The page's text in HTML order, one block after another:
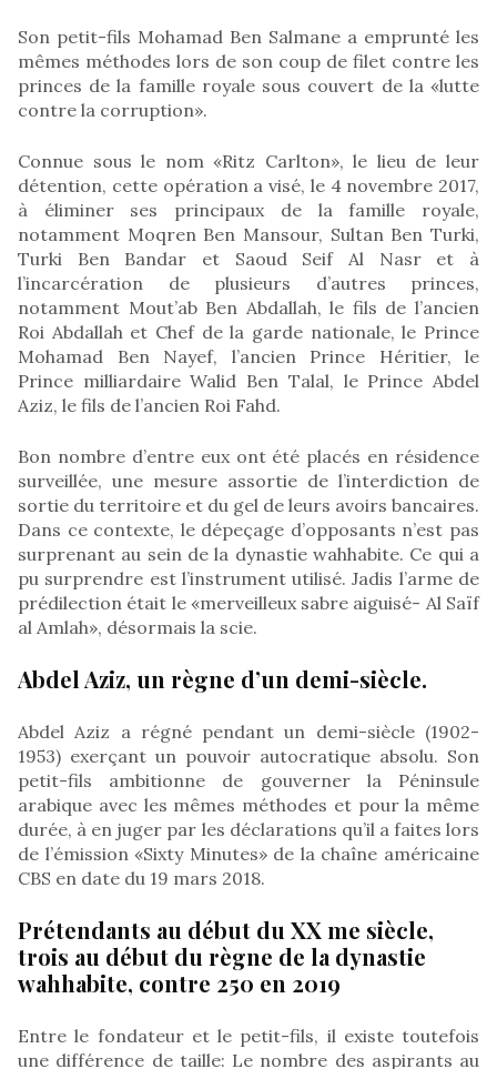
Son petit-fils Mohamad Ben Salmane a emprunté les
mêmes méthodes lors de son coup de filet contre les
princes de la famille royale sous couvert de la «lutte
contre la corruption».
Connue sous le nom «Ritz Carlton», le lieu de leur
détention, cette opération a visé, le 4 novembre 2017,
à éliminer ses principaux de la famille royale,
notamment Moqren Ben Mansour, Sultan Ben Turki,
Turki Ben Bandar et Saoud Seif Al Nasr et à
l’incarcération de plusieurs d’autres princes,
notamment Mout’ab Ben Abdallah, le fils de l’ancien
Roi Abdallah et Chef de la garde nationale, le Prince
Mohamad Ben Nayef, l’ancien Prince Héritier, le
Prince milliardaire Walid Ben Talal, le Prince Abdel
Aziz, le fils de l’ancien Roi Fahd.
Bon nombre d’entre eux ont été placés en résidence
surveillée, une mesure assortie de l’interdiction de
sortie du territoire et du gel de leurs avoirs bancaires.
Dans ce contexte, le dépeçage d’opposants n’est pas
surprenant au sein de la dynastie wahhabite. Ce qui a
pu surprendre est l’instrument utilisé. Jadis l’arme de
prédilection était le «merveilleux sabre aiguisé- Al Saïf
al Amlah», désormais la scie.
Abdel Aziz, un règne d’un demi-siècle.
Abdel Aziz a régné pendant un demi-siècle (1902-
1953) exerçant un pouvoir autocratique absolu. Son
petit-fils ambitionne de gouverner la Péninsule
arabique avec les mêmes méthodes et pour la même
durée, à en juger par les déclarations qu’il a faites lors
de l’émission «Sixty Minutes» de la chaîne américaine
CBS en date du 19 mars 2018.
Prétendants au début du XX me siècle,
trois au début du règne de la dynastie
wahhabite, contre 250 en 2019
Entre le fondateur et le petit-fils, il existe toutefois
une différence de taille: Le nombre des aspirants au